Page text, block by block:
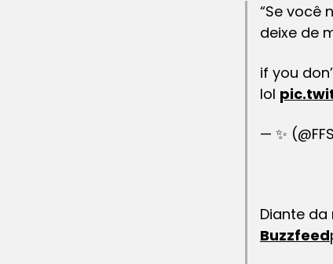
“Se você
deixe de
if you
lol
— ✨
Diante
Buzzfeed